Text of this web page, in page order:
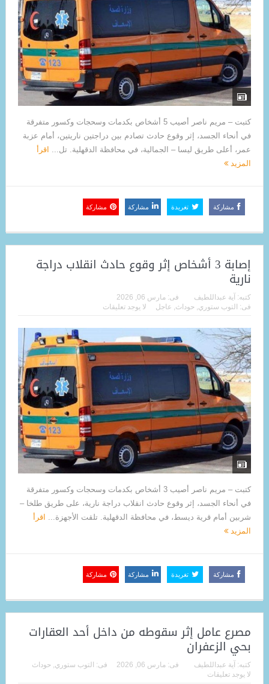
كتبت – مريم ناصر أصيب 5 أشخاص بكدمات وسحجات وكسور متفرقة
في أنحاء الجسد، إثر وقوع حادث تصادم بين دراجتين ناريتين، أمام عزبة
عمر، أعلى طريق ليسا – الجمالية، في محافظة الدقهلية. تل... اقرأ
المزيد
مشاركة تغريدة مشاركة مشاركة
إصابة 3 أشخاص إثر وقوع حادث انقلاب دراجة
نارية
كتبه: آية عبداللطيف فى: مارس 06, 2026
فى: التوب ستوري, حوداث, عاجل لا يوجد تعليقات
كتبت – مريم ناصر أصيب 3 أشخاص بكدمات وسحجات وكسور متفرقة
في أنحاء الجسد، إثر وقوع حادث انقلاب دراجة نارية، على طريق طلخا –
شربين أمام قرية ديسط، في محافظة الدقهلية. تلقت الأجهزة... اقرأ
المزيد
مشاركة تغريدة مشاركة مشاركة
مصرع عامل إثر سقوطه من داخل أحد العقارات
بحي الزعفران
كتبه: آية عبداللطيف فى: مارس 06, 2026 فى: التوب ستوري, حوداث
لا يوجد تعليقات